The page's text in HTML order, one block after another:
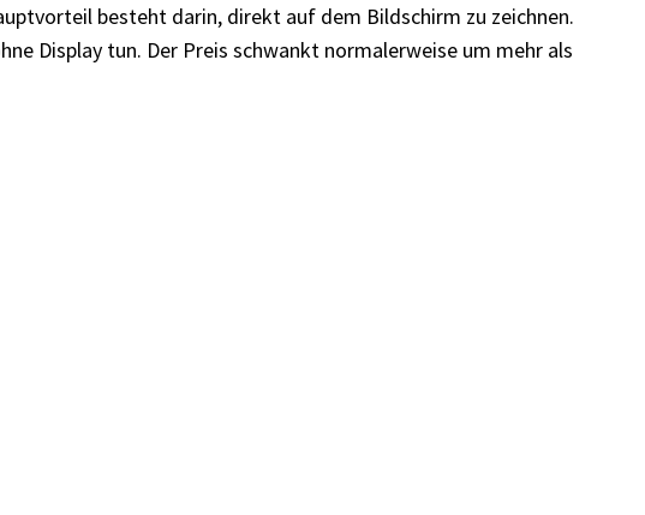
besteht darin, direkt auf dem Bildschirm zu zeichnen.
Display tun. Der Preis schwankt normalerweise um mehr als